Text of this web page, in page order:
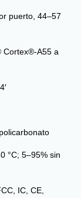
puerto, 44–57
Cortex®-A55 a
°C; 5–95% sin
IC, CE,